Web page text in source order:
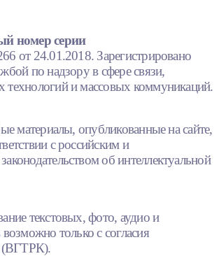
номер серии
от 24.01.2018. Зарегистрировано
по надзору в сфере связи,
и массовых коммуникаций.
материалы, опубликованные на сайте,
с российским и
об интеллектуальной
текстовых, фото, аудио и
только с согласия
(ВГТРК).